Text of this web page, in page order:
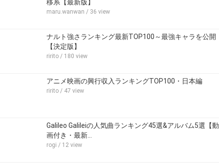
移系【最新版】
maru.wanwan / 36 view
ナルト強さランキング最新TOP100～最強キャラを公開
【決定版】
ririto / 180 view
アニメ映画の興行収入ランキングTOP100・日本編
ririto / 47 view
Galileo Galileiの人気曲ランキング45選&アルバム5選【動
画付き・最新…
rogi / 12 view